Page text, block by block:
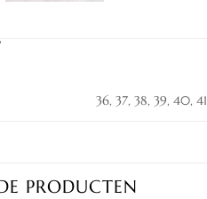
36, 37, 38, 39, 40, 41
PRODUCTEN